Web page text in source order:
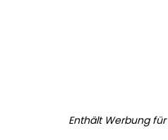
Enthält Werbung für